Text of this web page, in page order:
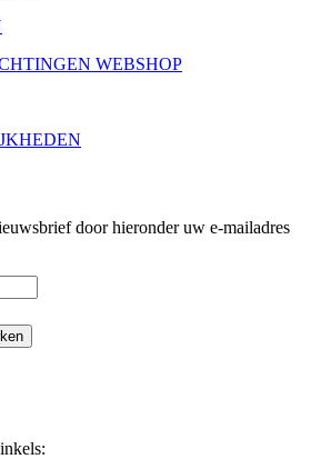
WEBSHOP
door hieronder uw e-mailadres